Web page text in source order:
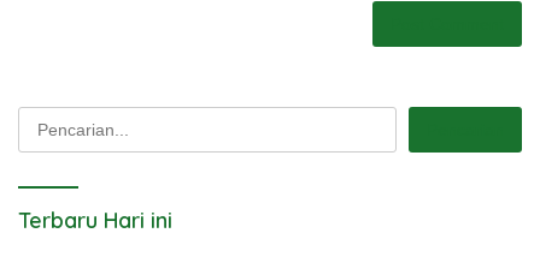
Pencarian
Terbaru Hari ini